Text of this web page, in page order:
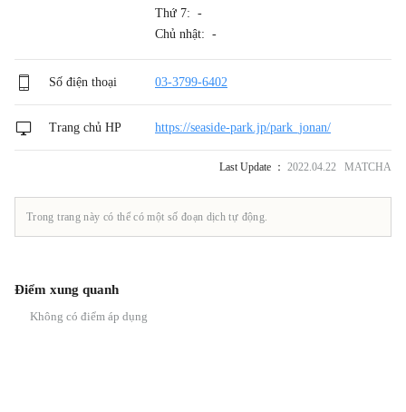
Thứ 7: -
Chủ nhật: -
Số điện thoại 03-3799-6402
Trang chủ HP https://seaside-park.jp/park_jonan/
Last Update ： 2022.04.22 MATCHA
Trong trang này có thể có một số đoạn dịch tự động.
Điểm xung quanh
Không có điểm áp dụng